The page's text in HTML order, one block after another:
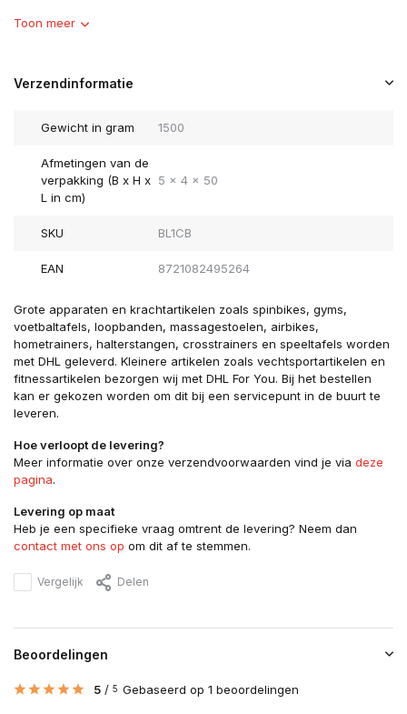
Toon meer
Verzendinformatie
Gewicht in gram 1500
Afmetingen van de
verpakking (B x H x
L in cm)
5 x 4 x 50
SKU BL1CB
EAN 8721082495264
Grote apparaten en krachtartikelen zoals spinbikes, gyms,
voetbaltafels, loopbanden, massagestoelen, airbikes,
hometrainers, halterstangen, crosstrainers en speeltafels worden
met DHL geleverd. Kleinere artikelen zoals vechtsportartikelen en
fitnessartikelen bezorgen wij met DHL For You. Bij het bestellen
kan er gekozen worden om dit bij een servicepunt in de buurt te
leveren.
Hoe verloopt de levering?
Meer informatie over onze verzendvoorwaarden vind je via deze
pagina.
Levering op maat
Heb je een specifieke vraag omtrent de levering? Neem dan
contact met ons op om dit af te stemmen.
Vergelijk Delen
Beoordelingen
5 / 5 Gebaseerd op 1 beoordelingen